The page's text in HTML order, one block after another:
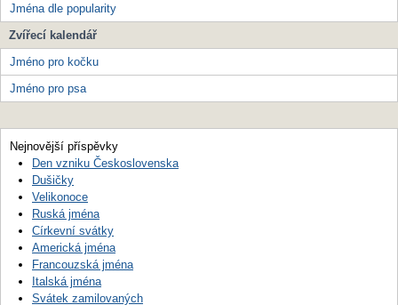
Jména dle popularity
Zvířecí kalendář
Jméno pro kočku
Jméno pro psa
Nejnovější příspěvky
Den vzniku Československa
Dušičky
Velikonoce
Ruská jména
Církevní svátky
Americká jména
Francouzská jména
Italská jména
Svátek zamilovaných